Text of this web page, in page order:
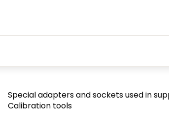
Special adapters and sockets used in
Calibration tools